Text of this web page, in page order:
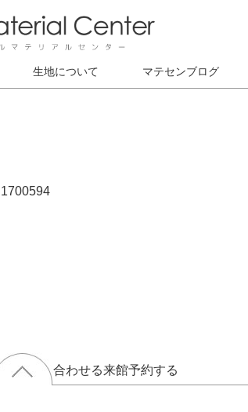
生地について マテセンブログ
話で問い合わせる来館予約する